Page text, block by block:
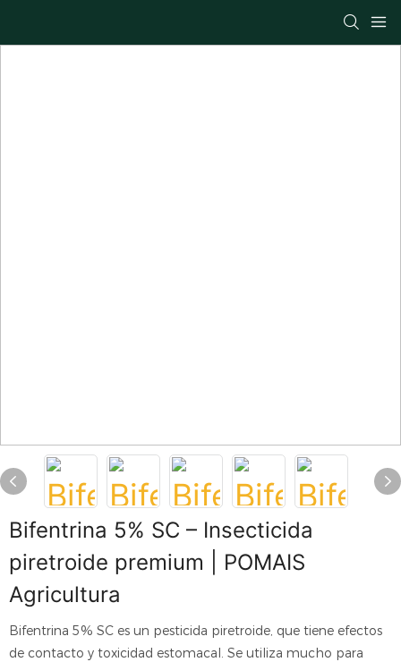
Bifentrina 5% SC – Insecticida
piretroide premium | POMAIS
Agricultura
Bifentrina 5% SC es un pesticida piretroide, que tiene efectos
de contacto y toxicidad estomacal. Se utiliza mucho para